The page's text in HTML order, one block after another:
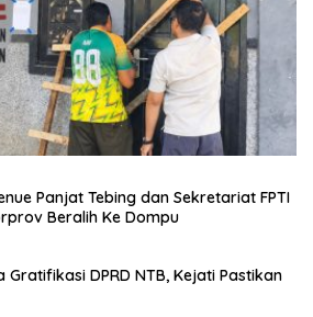
Panjat Tebing dan Sekretariat FPTI
Beralih Ke Dompu
Gratifikasi DPRD NTB, Kejati Pastikan